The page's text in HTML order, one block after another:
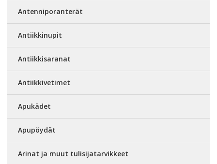
Antenniporanterät
Antiikkinupit
Antiikkisaranat
Antiikkivetimet
Apukädet
Apupöydät
Arinat ja muut tulisijatarvikkeet